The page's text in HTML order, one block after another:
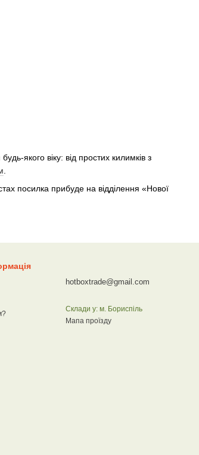
якого віку: від простих килимків з
посилка прибуде на відділення «Нової
hotboxtrade@gmail.com
Склади у: м. Бориспіль
Мапа проїзду